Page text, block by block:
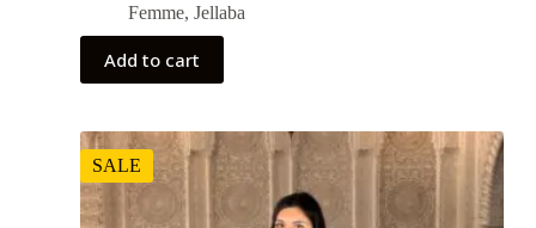
Femme, Jellaba
Add to cart
SALE